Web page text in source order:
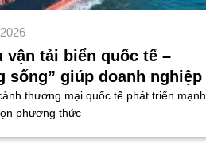
vận tải biển quốc tế –
sống” giúp doanh nghiệp
thị trường toàn cầu
thương mại quốc tế phát triển mạnh,
phương thức